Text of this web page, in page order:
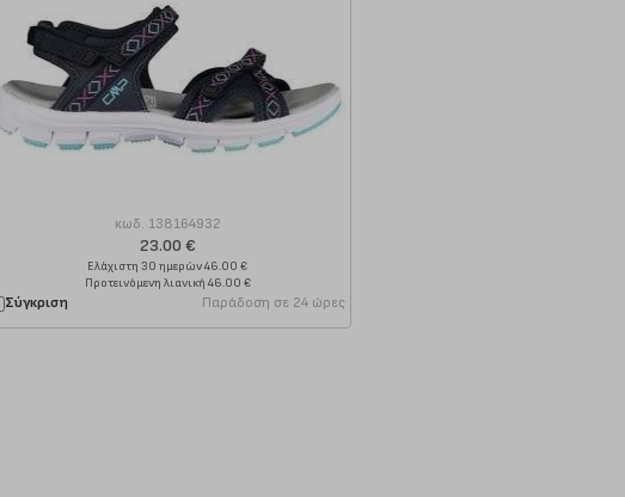
κωδ. 138164932
23.00 €
Ελάχιστη 30 ημερών 46.00 €
Προτεινόμενη λιανική 46.00 €
Σύγκριση Παράδοση σε 24 ώρες